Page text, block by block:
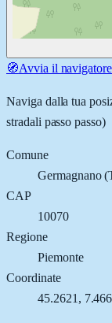
🧭Avvia il navigatore
Naviga dalla tua
stradali passo passo)
Comune
Germagnano(
CAP
10070
Regione
Piemonte
Coordinate
45.2621 ,